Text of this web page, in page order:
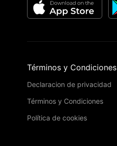
Términos y Condiciones
Declaracion de privacidad
Términos y Condiciones
Política de cookies